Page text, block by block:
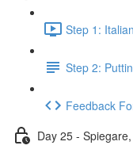
Step 1:
Step 2:
Feedback
Day 25 -